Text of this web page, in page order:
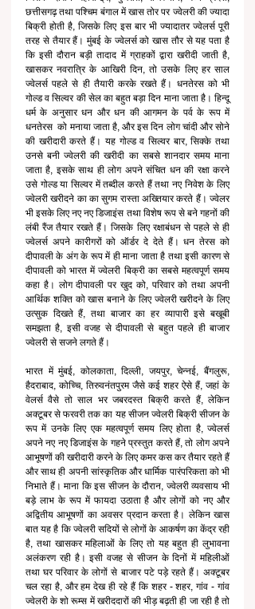
छत्तीसगढ़ तथा पश्चिम बंगाल में खास तोर पर ज्वेलरी की ज्यादा
बिक्री होती है, जिसके लिए इस बार भी ज्यादातर ज्वेलर्स पूरी
तरह से तैयार हैं। मुंबई के ज्वेलर्स को खास तौर से यह पता है
कि इसी दौरान बड़ी तादाद में ग्राहकों द्वारा खरीदी जाती है,
खासकर नवरात्रि के आखिरी दिन, तो उसके लिए हर साल
ज्वेलर्स पहले से ही तैयारी करके रखते हैं। धनतेरस को भी
गोल्ड व सिल्वर की सेल का बहुत बड़ा दिन माना जाता है। हिन्दू
धर्म के अनुसार धन और धन की आगमन के पर्व के रूप में
धनतेरस  को मनाया जाता है, और इस दिन लोग चांदी और सोने
की खरीदारी करते हैं। यह गोल्ड व सिल्वर बार, सिक्के तथा
उनसे बनी ज्वेलरी की खरीदी का सबसे शानदार समय माना
जाता है, इसके साथ ही लोग अपने संचित धन की रक्षा करने
उसे गोल्ड या सिल्वर में तब्दील करते हैं तथा नए निवेश के लिए
ज्वेलरी खरीदने का का सुगम रास्ता अख्तियार करते हैं। ज्वेलर
भी इसके लिए नए नए डिजाइंस तथा विशेष रूप से बने गहनों की
लंबी रैंज तैयार रखते हैं। जिसके लिए रक्षाबंधन से पहले से ही
ज्वेलर्स अपने कारीगरों को ऑर्डर दे देते हैं। धन तेरस को
दीपावली के अंग के रूप में ही माना जाता है तथा इसी कारण से
दीपावली को भारत में ज्वेलरी बिक्री का सबसे महत्वपूर्ण समय
कहा है। लोग दीपावली पर खुद को, परिवार को तथा अपनी
आर्थिक शक्ति को खास बनाने के लिए ज्वेलरी खरीदने के लिए
उत्सुक दिखते हैं, तथा बाजार का हर व्यापारी इसे बखूबी
समझता है, इसी वजह से दीपावली से बहुत पहले ही बाजार
ज्वेलरी से सजने लगते हैं।
भारत में मुंबई, कोलकाता, दिल्ली, जयपुर, चेन्नई, बैंगलुरू,
हैदराबाद, कोच्चि, तिरुवनंतपुरम जैसे कई शहर ऐसे हैं, जहां के
वेलर्स वैसे तो साल भर जबरदस्त बिक्री करते हैं, लेकिन
अक्टूबर से फरवरी तक का यह सीजन ज्वेलरी बिक्री सीजन के
रूप में उनके लिए एक महत्वपूर्ण समय लिए होता है, ज्वेलर्स
अपने नए नए डिजाइंस के गहने प्रस्तुत करते हैं, तो लोग अपने
आभूषणों की खरीदारी करने के लिए कमर कस कर तैयार रहते हैं
और साथ ही अपनी सांस्कृतिक और धार्मिक पारंपरिकता को भी
निभाते हैं। माना कि इस सीजन के दौरान, ज्वेलरी व्यवसाय भी
बड़े लाभ के रूप में फायदा उठाता है और लोगों को नए और
अद्वितीय आभूषणों का अवसर प्रदान करता है। लेकिन खास
बात यह है कि ज्वेलरी सदियों से लोगों के आकर्षण का केंद्र रही
है, तथा खासकर महिलाओं के लिए तो यह बहुत ही लुभावना
अलंकरण रही है। इसी वजह से सीजन के दिनों में महिलीओं
तथा घर परिवार के लोगों से बाजार पटे पड़े रहते हैं। अक्टूबर
चल रहा है, और हम देख ही रहे हैं कि शहर - शहर, गांव - गांव
ज्वेलरी के शो रूम्स में खरीददारों की भीड़ बढ़ती ही जा रही है तो